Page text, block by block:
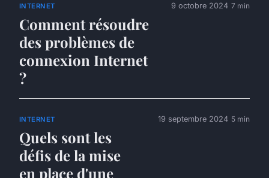
INTERNET
Comment résoudre
des problèmes de
connexion Internet
?
9 octobre 2024 7 min
INTERNET
Quels sont les
défis de la mise
en place d'une
19 septembre 2024 5 min